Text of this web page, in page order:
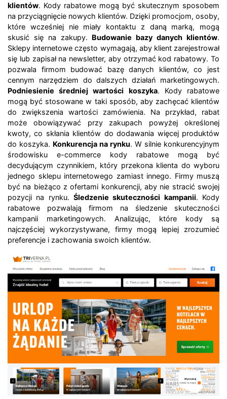
klientów. Kody rabatowe mogą być skutecznym sposobem
na przyciągnięcie nowych klientów. Dzięki promocjom, osoby,
które wcześniej nie miały kontaktu z daną marką, mogą
skusić się na zakupy. Budowanie bazy danych klientów.
Sklepy internetowe często wymagają, aby klient zarejestrował
się lub zapisał na newsletter, aby otrzymać kod rabatowy. To
pozwala firmom budować bazę danych klientów, co jest
cennym narzędziem do dalszych działań marketingowych.
Podniesienie średniej wartości koszyka. Kody rabatowe
mogą być stosowane w taki sposób, aby zachęcać klientów
do zwiększenia wartości zamówienia. Na przykład, rabat
może obowiązywać przy zakupach powyżej określonej
kwoty, co skłania klientów do dodawania więcej produktów
do koszyka. Konkurencja na rynku. W silnie konkurencyjnym
środowisku e-commerce kody rabatowe mogą być
decydującym czynnikiem, który przekona klienta do wyboru
jednego sklepu internetowego zamiast innego. Firmy muszą
być na bieżąco z ofertami konkurencji, aby nie stracić swojej
pozycji na rynku. Śledzenie skuteczności kampanii. Kody
rabatowe pozwalają firmom na śledzenie skuteczności
kampanii marketingowych. Analizując, które kody są
najczęściej wykorzystywane, firmy mogą lepiej zrozumieć
preferencje i zachowania swoich klientów.